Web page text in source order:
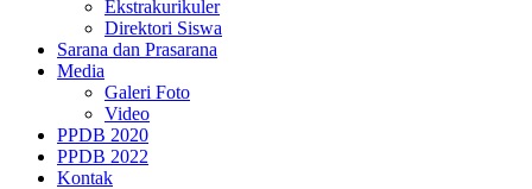
Ekstrakurikuler
Direktori Siswa
Sarana dan Prasarana
Media
Galeri Foto
Video
PPDB 2020
PPDB 2022
Kontak